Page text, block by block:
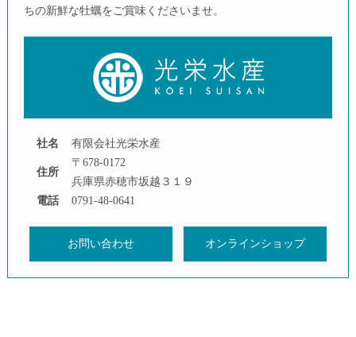
ちの新鮮な牡蠣をご賞味くださいませ。
社名 有限会社光栄水産
住所
〒678-0172
兵庫県赤穂市坂越３１９
電話
0791-48-0641
お問い合わせ オンラインショップ